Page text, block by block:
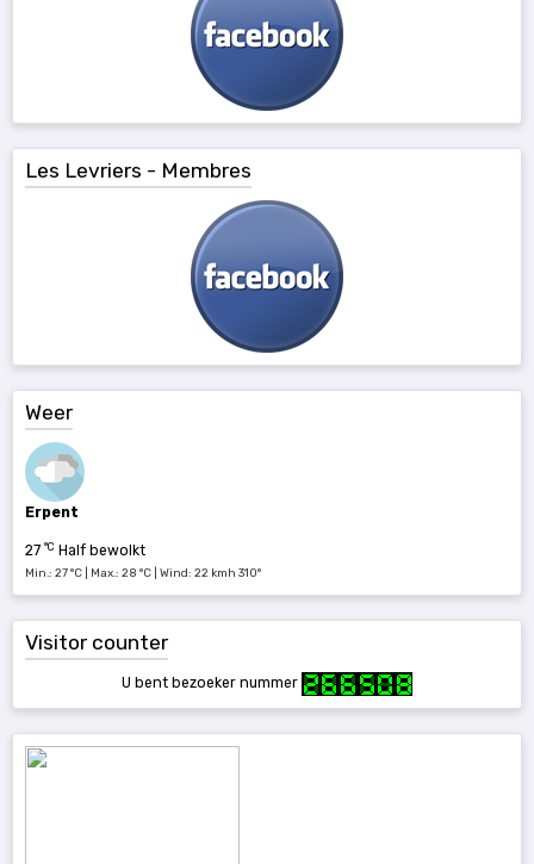
Les Levriers - Membres
Weer
Erpent
27 °C Half bewolkt
Min.: 27 °C | Max.: 28 °C | Wind: 22 kmh 310°
Visitor counter
U bent bezoeker nummer